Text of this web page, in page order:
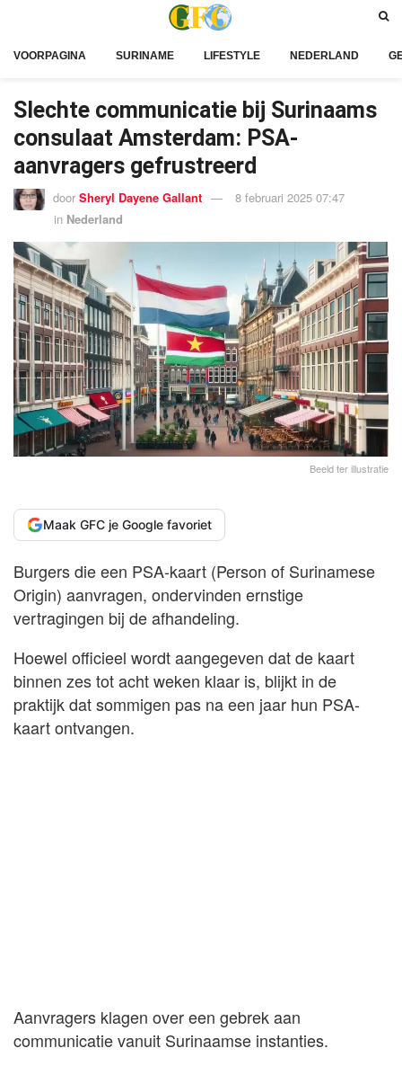
VOORPAGINA SURINAME LIFESTYLE NEDERLAND
Slechte communicatie bij Surinaams
consulaat Amsterdam: PSA-
aanvragers gefrustreerd
door Sheryl Dayene Gallant
8 februari 2025 07:47
in Nederland
Beeld ter illustratie
Maak GFC je Google favoriet
Burgers die een PSA-kaart (Person of Surinamese
Origin) aanvragen, ondervinden ernstige
vertragingen bij de afhandeling.
Hoewel officieel wordt aangegeven dat de kaart
binnen zes tot acht weken klaar is, blijkt in de
praktijk dat sommigen pas na een jaar hun PSA-
kaart ontvangen.
Aanvragers klagen over een gebrek aan
communicatie vanuit Surinaamse instanties.